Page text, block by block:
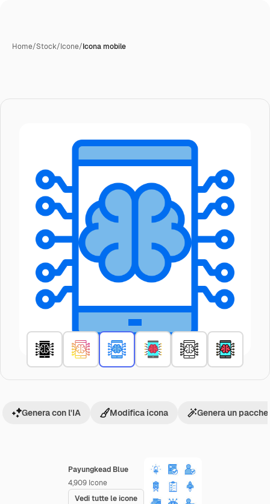
Home/Stock/Icone/Icona mobile
Payungkead Blue
4,909 Icone
Vedi tutte le icone
Genera con l'IA Modifica icona Genera un